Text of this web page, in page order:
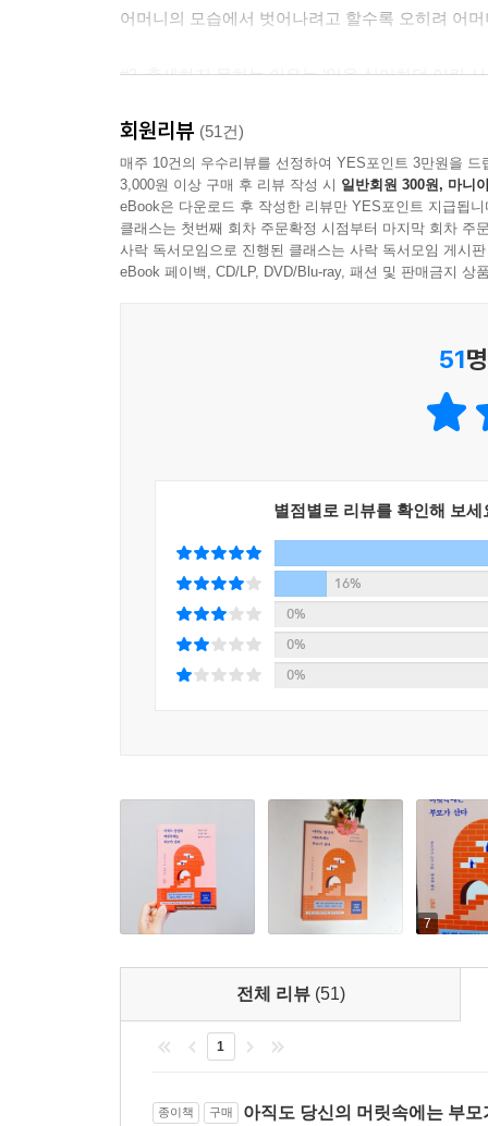
어린아이에게 부모는 ‘절대 거스를 수 없는 존재
---「역할극으로 대신하는 머릿속 부모의 감정 경
이렇게 인생 관점으로 자신이 겪은 일들을 돌아
에서 벗어나 부모의 내면을 향함으로써 부모의 시
부모가 부정적인 감정에서 벗어날 수 있는지 생각
---「삶의 이유를 찾는 새로운 질문」중에서
자’라고 강하게 되뇌어도 부정적인 감정이 사라
모가 원하는 대로 살던 과거’를 고치고 나서야 겨
이번에는 곧 수명이 다할 듯한 수십 년 후의 미
상상하고 그곳에서 과거를 돌이켜봅니다. 죽음
을 통해 ‘더 많은 사람의 고통을 덜어주세요’ 또는
생을 살 수 있을까?’ ‘주위 사람들이 나를 어떻게
음으로 이어졌습니다.
---「죽기 전을 상상하는 힘」중에서
어머니의 모습에서 벗어나려고 할수록 오히려 어
#2. 출세하지 못하는 이유는 ‘일을 싫어하던 어린 시
불안에 시달린 나머지 연이은 스트레스로 각종 신
#3. 그를 의사로 만든 결정적인 말, ‘너도 의사가 될
T의 할아버지, 아버지, 형제 대부분은 도쿄대학교
그리고 실제로 성인이 되고 의사생활을 하게 됐
시절부터 인생에 관한 선택지가 없었던 결과, 성인
어린 시절의 기억이 만들어낸 ‘행복을 밀어내는 뇌’
뇌는 과거에 느낀 부정적 감정을 온전히 기억한
높다. 뇌의 상흔을 발견하는 것이야말로 모든 치유
몸도 마음도 완전한 홀로서기를 꿈꾼다면
머릿속 부모에게서 독립하는 법
잡초는 다 잘라내도 뿌리가 남아 있으면 금방 다
있기 때문에 힘으로 한 번에 뽑아버리려고 하
병원을 그만두고 ‘의사가 된 이유’를 찾고자 노
비교해서 스트레스에 시달리고 있었죠. 그래서
몰라도 저는 제가 하고 싶은 걸 할 거예요!”라고
표정을 되찾았습니다.
못하기 때문입니다. 그래서 저는 콧김 대화 같은
시킵니다. 바보 같아 보이는 일을 다른 사람 앞
현실을 만들게 됩니다.
부모로부터의 진정한 독립은 결국 몸뿐만 아니라
회원리뷰 (51건)
매주 10건의 우수리뷰를 선정하여 YES포인트 3만원을 드
3,000원 이상 구매 후 리뷰 작성 시 일반회원 300원, 마니
eBook은 다운로드 후 작성한 리뷰만 YES포인트 지급됩니
클래스는 첫번째 회차 주문확정 시점부터 마지막 회차 주
사락 독서모임으로 진행된 클래스는 사락 독서모임 게시
eBook 페이백, CD/LP, DVD/Blu-ray, 패션 및 판매금지 상
51
별점별로 리뷰를 확인해 보세
16%
0%
0%
0%
7
전체 리뷰 (51)
1
종이책 구매 아직도 당신의 머릿속에는 부모